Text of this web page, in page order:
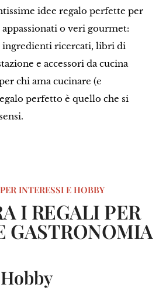
idee regalo perfette per
o veri gourmet:
ricercati, libri di
e accessori da cucina
chi ama cucinare (e
perfetto è quello che si
INTERESSI E HOBBY
I REGALI PER
GASTRONOMIA